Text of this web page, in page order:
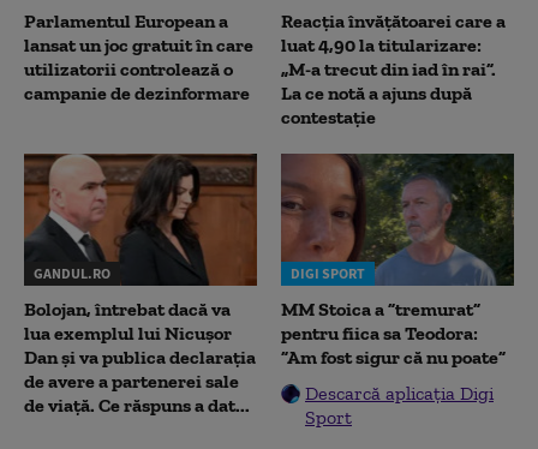
Parlamentul European a
lansat un joc gratuit în care
utilizatorii controlează o
campanie de dezinformare
Reacția învățătoarei care a
luat 4,90 la titularizare:
„M-a trecut din iad în rai”.
La ce notă a ajuns după
contestație
GANDUL.RO
Bolojan, întrebat dacă va
lua exemplul lui Nicușor
Dan și va publica declarația
de avere a partenerei sale
de viață. Ce răspuns a dat...
DIGI SPORT
MM Stoica a ”tremurat”
pentru fiica sa Teodora:
”Am fost sigur că nu poate”
Descarcă aplicația Digi
Sport